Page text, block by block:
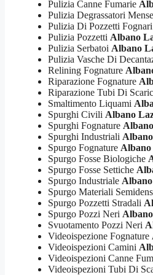
Pulizia Canne Fumarie
Pulizia Degrassatori Mense
Pulizia Di Pozzetti Fognari
Pulizia Pozzetti Albano
Pulizia Serbatoi Albano
Pulizia Vasche Di
Relining Fognature
Riparazione Fognature
Riparazione Tubi Di
Smaltimento Liquami
Spurghi Civili Albano
Spurghi Fognature
Spurghi Industriali
Spurgo Fognature
Spurgo Fosse Biologiche
Spurgo Fosse Settiche
Spurgo Industriale
Spurgo Materiali
Spurgo Pozzetti Stradali
Spurgo Pozzi Neri
Svuotamento Pozzi Neri
Videoispezione Fognature
Videoispezioni Camini
Videoispezioni Canne
Videoispezioni Tubi Di